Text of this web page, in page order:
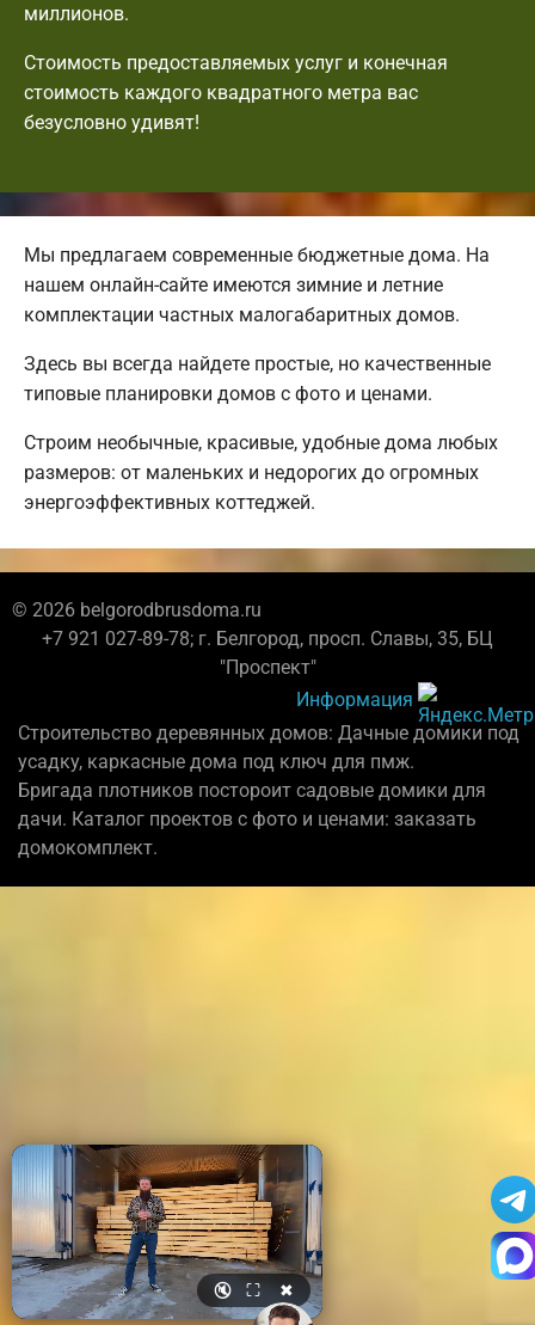
миллионов.
Стоимость предоставляемых услуг и конечная
стоимость каждого квадратного метра вас
безусловно удивят!
Мы предлагаем современные бюджетные дома. На
нашем онлайн-сайте имеются зимние и летние
комплектации частных малогабаритных домов.
Здесь вы всегда найдете простые, но качественные
типовые планировки домов с фото и ценами.
Строим необычные, красивые, удобные дома любых
размеров: от маленьких и недорогих до огромных
энергоэффективных коттеджей.
© 2026 belgorodbrusdoma.ru
+7 921 027-89-78; г. Белгород, просп. Славы, 35, БЦ
"Проспект"
Информация
Строительство деревянных домов: Дачные домики под
усадку, каркасные дома под ключ для пмж.
Бригада плотников постороит садовые домики для
дачи. Каталог проектов с фото и ценами: заказать
домокомплект.
🔇 ⛶ ✖